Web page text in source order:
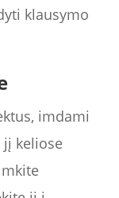
klausymo
imdami
keliose